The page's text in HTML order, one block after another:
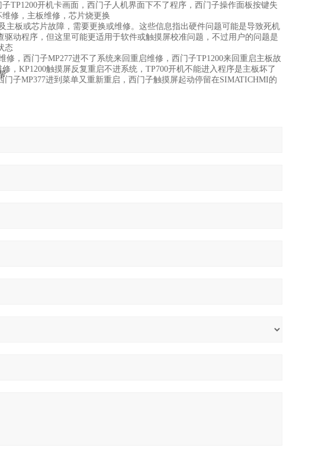
TP1200开机卡画面，西门子人机界面下不了程序，西门子操作面板按键失
修，主板维修，芯片烧更换
主板或芯片故障，需要更换或维修。这些信息指出硬件问题可能是导致死机
动程序，但这里可能更适用于软件或触摸屏校准问题，不过用户的问题是
态
，西门子MP277进不了系统来回重启维修，西门子TP1200来回重启主板故
，KP1200触摸屏反复重启不进系统，TP700开机不能进入程序是主板坏了
子MP377进到菜单又重新重启，西门子触摸屏起动停留在SIMATICHMI的